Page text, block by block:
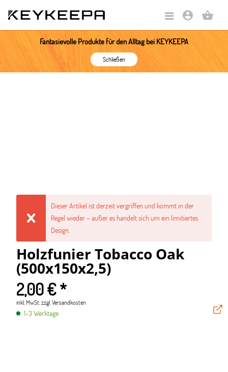
account_circle shopping_basket
Fantasievolle Produkte für den Alltag bei KEYKEEPA
Schließen
Dieser Artikel ist derzeit vergriffen und kommt in der
Regel wieder – außer es handelt sich um ein limitiertes
Design.
Holzfunier Tobacco Oak
(500x150x2,5)
2,00 € *
inkl. MwSt.zzgl. Versandkosten
1-3 Werktage